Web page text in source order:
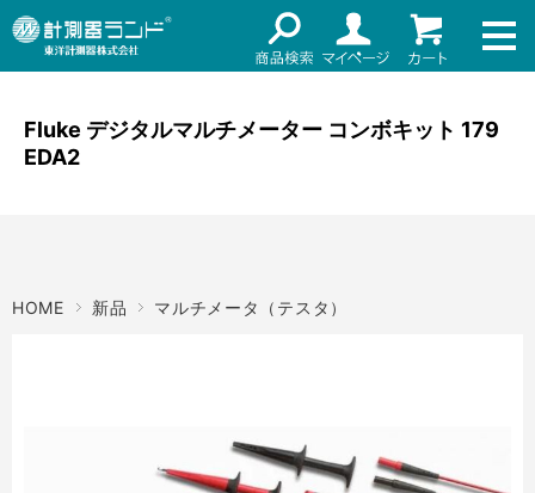
ネット通販（リセール）
ご利用ガイド
メーカーショップ
メーカー名
価格帯
Fluke デジタルマルチメーター コンボキット 179
EDA2
HOME 新品 マルチメータ（テスタ）